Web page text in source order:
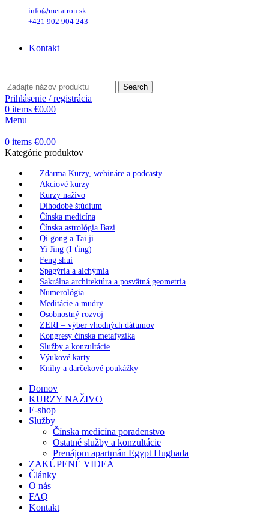
info@metatron.sk
+421 902 904 243
Kontakt
Search
Prihlásenie / registrácia
0 items €0.00
Menu
0 items €0.00
Kategórie produktov
Zdarma Kurzy, webináre a podcasty
Akciové kurzy
Kurzy naživo
Dlhodobé štúdium
Čínska medicína
Čínska astrológia Bazi
Qi gong a Tai ji
Yi Jing (I ťing)
Feng shui
Spagýria a alchýmia
Sakrálna architektúra a posvätná geometria
Numerológia
Meditácie a mudry
Osobnostný rozvoj
ZERI – výber vhodných dátumov
Kongresy čínska metafyzika
Služby a konzultácie
Výukové karty
Knihy a darčekové poukážky
Domov
KURZY NAŽIVO
E-shop
Služby
Čínska medicína poradenstvo
Ostatné služby a konzultácie
Prenájom apartmán Egypt Hughada
ZAKÚPENÉ VIDEÁ
Články
O nás
FAQ
Kontakt